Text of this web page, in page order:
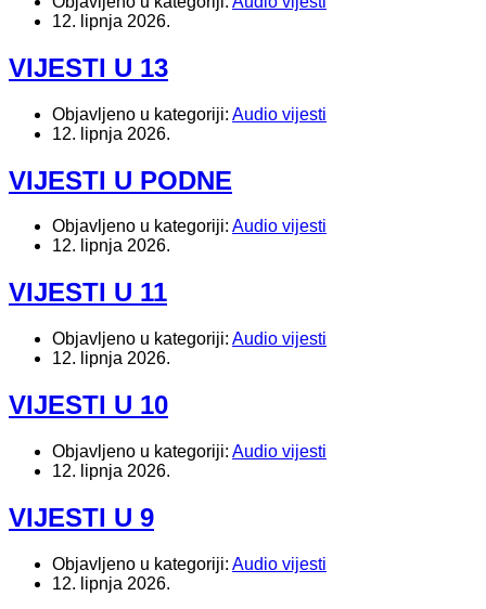
12. lipnja 2026.
VIJESTI U 13
Objavljeno u kategoriji: Audio vijesti
12. lipnja 2026.
VIJESTI U PODNE
Objavljeno u kategoriji: Audio vijesti
12. lipnja 2026.
VIJESTI U 11
Objavljeno u kategoriji: Audio vijesti
12. lipnja 2026.
VIJESTI U 10
Objavljeno u kategoriji: Audio vijesti
12. lipnja 2026.
VIJESTI U 9
Objavljeno u kategoriji: Audio vijesti
12. lipnja 2026.